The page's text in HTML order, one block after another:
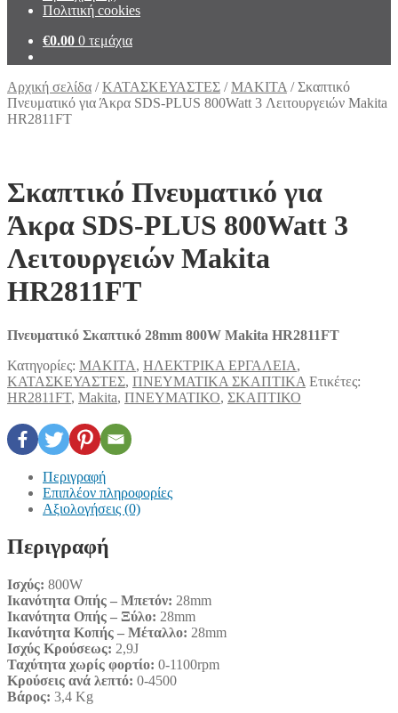
Πολιτική cookies
€0.00 0 τεμάχια
Αρχική σελίδα /ΚΑΤΑΣΚΕΥΑΣΤΕΣ /MAKITA /Σκαπτικό
Πνευματικό για Άκρα SDS-PLUS 800Watt 3 Λειτουργειών Makita
HR2811FT
Σκαπτικό Πνευματικό για
Άκρα SDS-PLUS 800Watt 3
Λειτουργειών Makita
HR2811FT
Πνευματικό Σκαπτικό 28mm 800W Makita HR2811FT
Κατηγορίες: MAKITA, ΗΛΕΚΤΡΙΚΑ ΕΡΓΑΛΕΙΑ,
ΚΑΤΑΣΚΕΥΑΣΤΕΣ, ΠΝΕΥΜΑΤΙΚΑ ΣΚΑΠΤΙΚΑ Ετικέτες:
HR2811FT, Makita, ΠΝΕΥΜΑΤΙΚΟ, ΣΚΑΠΤΙΚΟ
Περιγραφή
Επιπλέον πληροφορίες
Αξιολογήσεις (0)
Περιγραφή
Ισχύς: 800W
Ικανότητα Οπής – Μπετόν: 28mm
Ικανότητα Οπής – Ξύλο: 28mm
Ικανότητα Κοπής – Μέταλλο: 28mm
Ισχύς Κρούσεως: 2,9J
Ταχύτητα χωρίς φορτίο: 0-1100rpm
Κρούσεις ανά λεπτό: 0-4500
Βάρος: 3,4 Kg